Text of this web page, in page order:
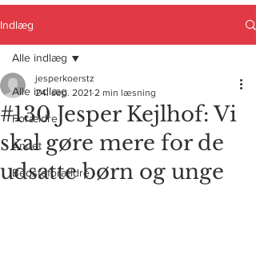
Indlæg
Alle indlæg
Forældre
Andet
Bedsteforældre
Alle indlæg
#130 Jesper Kejlhof: Vi
skal gøre mere for de
udsatte børn og unge
jesperkoerstz
24. sep. 2021 2 min læsning